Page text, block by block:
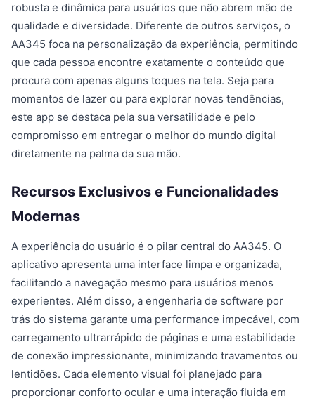
robusta e dinâmica para usuários que não abrem mão de
qualidade e diversidade. Diferente de outros serviços, o
AA345 foca na personalização da experiência, permitindo
que cada pessoa encontre exatamente o conteúdo que
procura com apenas alguns toques na tela. Seja para
momentos de lazer ou para explorar novas tendências,
este app se destaca pela sua versatilidade e pelo
compromisso em entregar o melhor do mundo digital
diretamente na palma da sua mão.
Recursos Exclusivos e Funcionalidades
Modernas
A experiência do usuário é o pilar central do AA345. O
aplicativo apresenta uma interface limpa e organizada,
facilitando a navegação mesmo para usuários menos
experientes. Além disso, a engenharia de software por
trás do sistema garante uma performance impecável, com
carregamento ultrarrápido de páginas e uma estabilidade
de conexão impressionante, minimizando travamentos ou
lentidões. Cada elemento visual foi planejado para
proporcionar conforto ocular e uma interação fluida em